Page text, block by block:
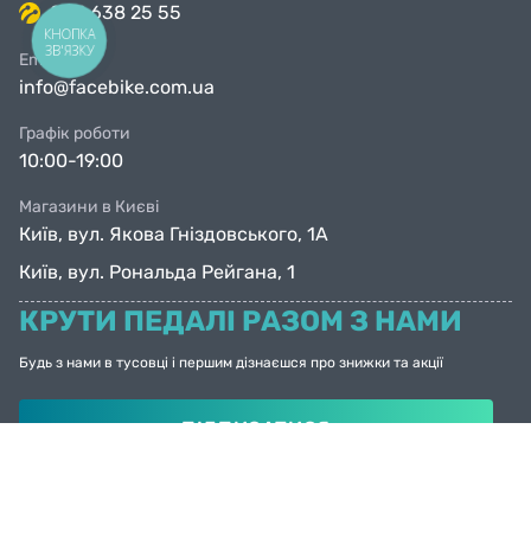
063 638 25 55
Email
info@facebike.com.ua
Графік роботи
10:00-19:00
Магазини в Києві
Київ, вул. Якова Гніздовського, 1А
Київ, вул. Рональда Рейгана, 1
КРУТИ ПЕДАЛІ РАЗОМ З НАМИ
Будь з нами в тусовці і першим дізнаєшся про знижки та акції
ПІДПИСАТИСЯ
КНОПКА
ЗВ'ЯЗКУ